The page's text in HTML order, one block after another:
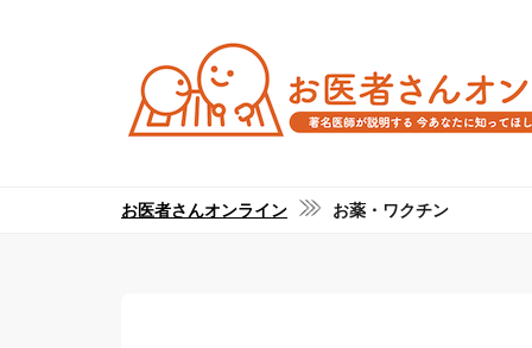
お医者さんオンライン お薬・ワクチン